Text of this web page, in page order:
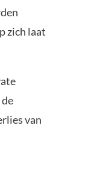
zich laat
van